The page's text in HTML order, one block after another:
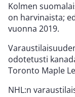
Kolmen
on harvinaista;
vuonna 2019.
odotetusti
Toronto Maple
NHL:n